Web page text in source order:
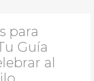
para
Guía
al